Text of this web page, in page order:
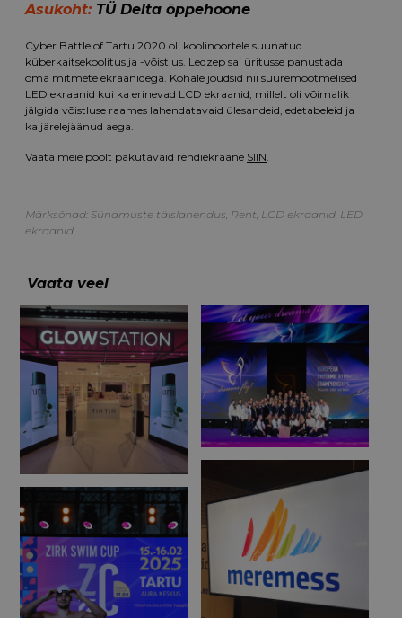
Asukoht: TÜ Delta õppehoone
Cyber Battle of Tartu 2020 oli koolinoortele suunatud
küberkaitsekoolitus ja -võistlus. Ledzep sai üritusse panustada
oma mitmete ekraanidega. Kohale jõudsid nii suuremõõtmelised
LED ekraanid kui ka erinevad LCD ekraanid, millelt oli võimalik
jälgida võistluse raames lahendatavaid ülesandeid, edetabeleid ja
ka järelejäänud aega.
Vaata meie poolt pakutavaid rendiekraane SIIN.
Märksõnad: Sündmuste täislahendus, Rent, LCD ekraanid, LED
ekraanid
Vaata veel